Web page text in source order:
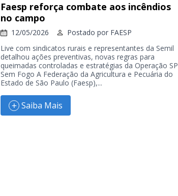
Faesp reforça combate aos incêndios
no campo
12/05/2026 Postado por FAESP
Live com sindicatos rurais e representantes da Semil
detalhou ações preventivas, novas regras para
queimadas controladas e estratégias da Operação SP
Sem Fogo A Federação da Agricultura e Pecuária do
Estado de São Paulo (Faesp),...
Saiba Mais